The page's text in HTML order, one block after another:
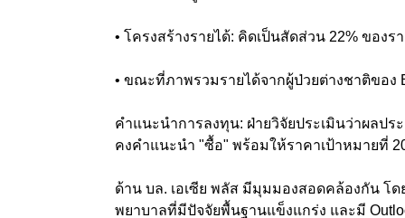
• โครงสร้างรายได้: คิดเป็นสัดส่วน 22% ของ
• ขณะที่ภาพรวมรายได้จากผู้ป่วยต่างชาติของ
คำแนะนำการลงทุน: ฝ่ายวิจัยประเมินว่าผลป
คงคำแนะนำ "ซื้อ" พร้อมให้ราคาเป้าหมายที่
ด้าน บล. เอเซีย พลัส มีมุมมองสอดคล้องกัน โ
พยาบาลที่มีปัจจัยพื้นฐานแข็งแกร่ง และมี